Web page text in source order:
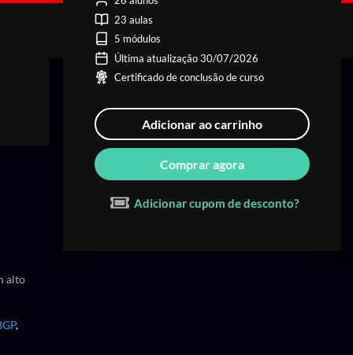
alto
,
23 aulas
5 módulos
Última atualização 30/07/2026
Certificado de conclusão de curso
Adicionar ao carrinho
Comprar agora
Adicionar cupom de desconto?